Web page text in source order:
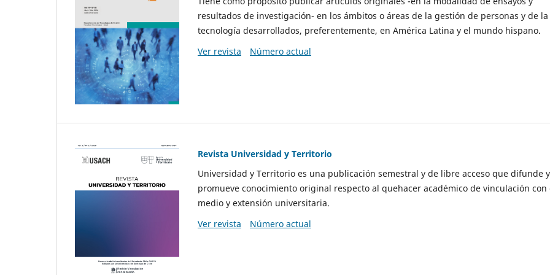
resultados de investigación- en los ámbitos o áreas de la gestión de personas y de la
tecnología desarrollados, preferentemente, en América Latina y el mundo hispano.
Ver revista
Número actual
Revista Universidad y Territorio
Universidad y Territorio es una publicación semestral y de libre acceso que difunde y
promueve conocimiento original respecto al quehacer académico de vinculación con
medio y extensión universitaria.
Ver revista
Número actual